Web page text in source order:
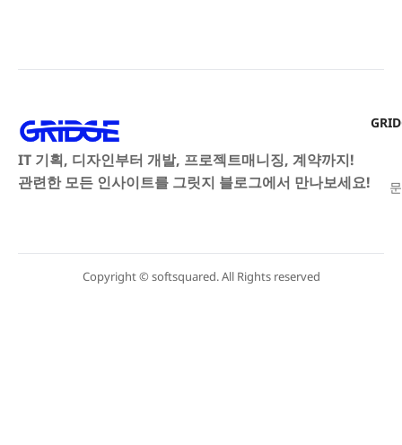
IT 기획, 디자인부터 개발, 프로젝트매니징, 계약까지!
관련한 모든 인사이트를 그릿지 블로그에서 만나보세요!
Copyright © softsquared. All Rights reserved